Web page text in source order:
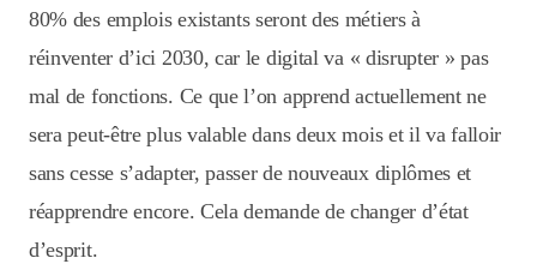
80% des emplois existants seront des métiers à
réinventer d’ici 2030, car le digital va « disrupter » pas
mal de fonctions. Ce que l’on apprend actuellement ne
sera peut-être plus valable dans deux mois et il va falloir
sans cesse s’adapter, passer de nouveaux diplômes et
réapprendre encore. Cela demande de changer d’état
d’esprit.